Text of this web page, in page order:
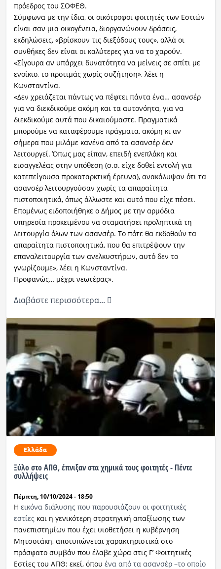
πρόεδρος του ΣΟΦΕΘ.
Σύμφωνα με την ίδια, οι οικότροφοι φοιτητές των Εστιών
είναι σαν μια οικογένεια, διοργανώνουν δράσεις,
εκδηλώσεις, «βρίσκουν τις διεξόδους τους», αλλά οι
συνθήκες δεν είναι οι καλύτερες για να το χαρούν.
«Σίγουρα αν υπάρχει δυνατότητα να μείνεις σε σπίτι με
ενοίκιο, το προτιμάς χωρίς συζήτηση», λέει η
Κωνσταντίνα.
«Δεν χρειάζεται πάντως να πέφτει πάντα ένα… ασανσέρ
για να διεκδικούμε ακόμη και τα αυτονόητα, για να
διεκδικούμε αυτά που δικαιούμαστε. Πραγματικά
μπορούμε να καταφέρουμε πράγματα, ακόμη κι αν
σήμερα που μιλάμε κανένα από τα ασανσέρ δεν
λειτουργεί. Όπως μας είπαν, επειδή ενεπλάκη και
εισαγγελέας στην υπόθεση (σ.σ. είχε δοθεί εντολή για
κατεπείγουσα προκαταρκτική έρευνα), ανακάλυψαν ότι τα
ασανσέρ λειτουργούσαν χωρίς τα απαραίτητα
πιστοποιητικά, όπως άλλωστε και αυτό που είχε πέσει.
Επομένως ειδοποιήθηκε ο Δήμος με την αρμόδια
υπηρεσία προκειμένου να σταματήσει προληπτικά τη
λειτουργία όλων των ασανσέρ. Το πότε θα εκδοθούν τα
απαραίτητα πιστοποιητικά, που θα επιτρέψουν την
επαναλειτουργία των ανελκυστήρων, αυτό δεν το
γνωρίζουμε», λέει η Κωνσταντίνα.
Προφανώς… μέχρι νεωτέρας».
Διαβάστε περισσότερα...
Ελλάδα
Ξύλο στο ΑΠΘ, έπνιξαν στα χημικά τους φοιτητές - Πέντε
συλλήψεις
Πέμπτη, 10/10/2024 - 18:50
Η εικόνα διάλυσης που παρουσιάζουν οι φοιτητικές
εστίεςκαι η γενικότερη στρατηγική απαξίωσης των
πανεπιστημίων που έχει υιοθετήσει η κυβέρνηση
Μητσοτάκη, αποτυπώνεται χαρακτηριστικά στο
πρόσφατο συμβάν που έλαβε χώρα στις Γ’ Φοιτητικές
Εστίες του ΑΠΘ: εκεί, όπου ένα από τα ασανσέρ –το οποίο